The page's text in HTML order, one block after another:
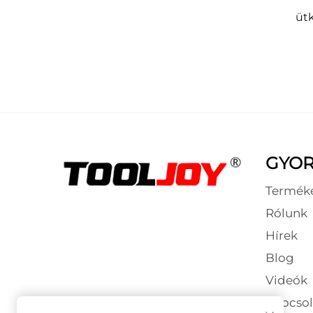
Rólunk
Hírek
Blog
Videók